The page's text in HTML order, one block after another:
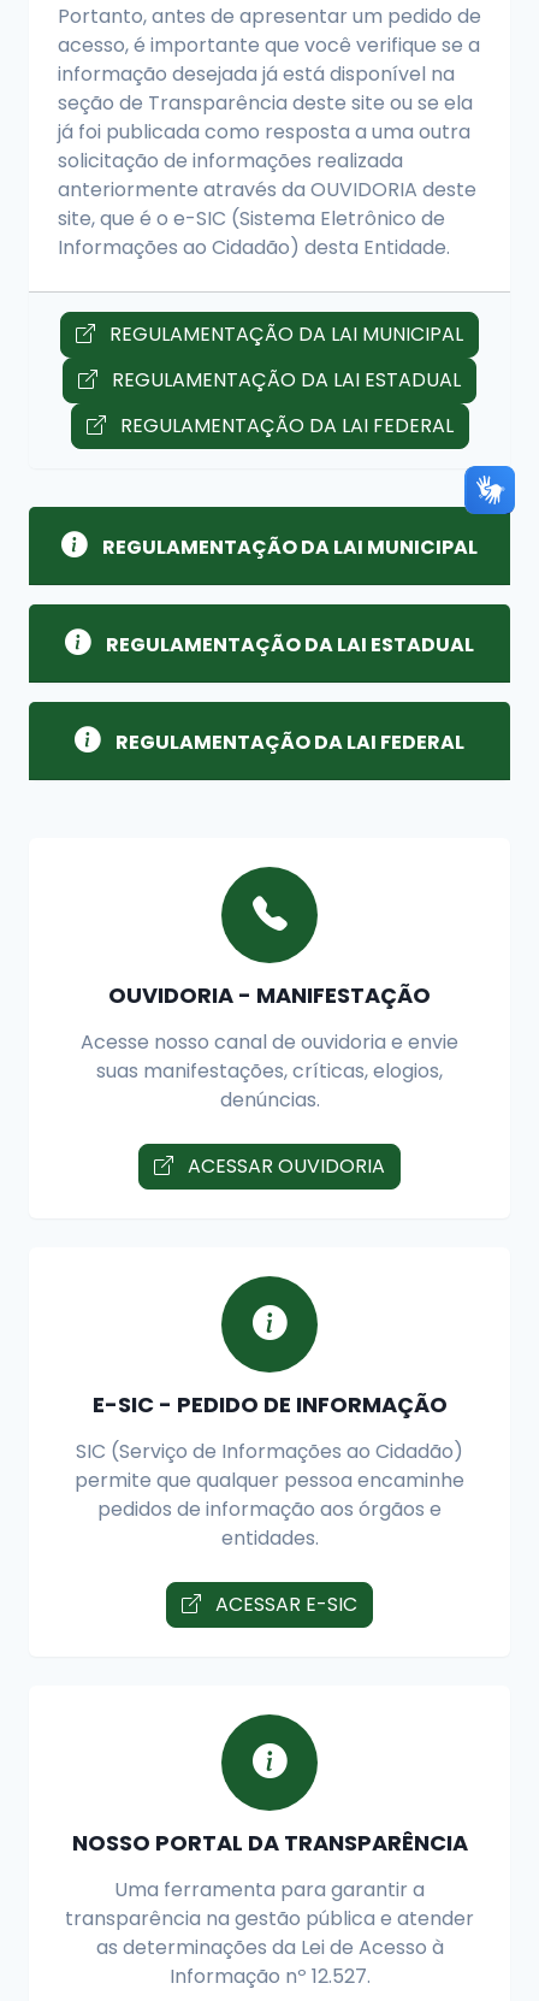
Portanto, antes de apresentar um pedido de
acesso, é importante que você verifique se a
informação desejada já está disponível na
seção de Transparência deste site ou se ela
já foi publicada como resposta a uma outra
solicitação de informações realizada
anteriormente através da OUVIDORIA deste
site, que é o e-SIC (Sistema Eletrônico de
Informações ao Cidadão) desta Entidade.
REGULAMENTAÇÃO DA LAI MUNICIPAL
REGULAMENTAÇÃO DA LAI ESTADUAL
REGULAMENTAÇÃO DA LAI FEDERAL
REGULAMENTAÇÃO DA LAI MUNICIPAL
REGULAMENTAÇÃO DA LAI ESTADUAL
REGULAMENTAÇÃO DA LAI FEDERAL
OUVIDORIA - MANIFESTAÇÃO
Acesse nosso canal de ouvidoria e envie
suas manifestações, críticas, elogios,
denúncias.
ACESSAR OUVIDORIA
E-SIC - PEDIDO DE INFORMAÇÃO
SIC (Serviço de Informações ao Cidadão)
permite que qualquer pessoa encaminhe
pedidos de informação aos órgãos e
entidades.
ACESSAR E-SIC
NOSSO PORTAL DA TRANSPARÊNCIA
Uma ferramenta para garantir a
transparência na gestão pública e atender
as determinações da Lei de Acesso à
Informação nº 12.527.